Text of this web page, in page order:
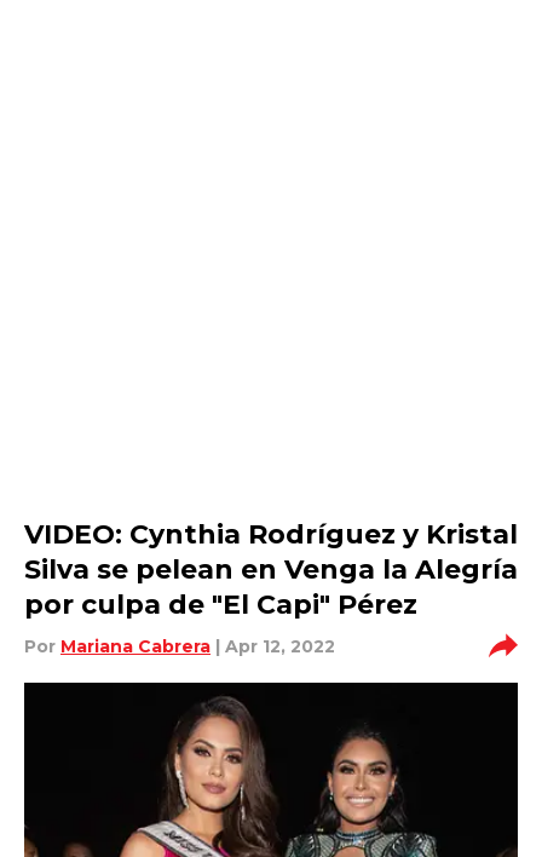
VIDEO: Cynthia Rodríguez y Kristal
Silva se pelean en Venga la Alegría
por culpa de "El Capi" Pérez
Por Mariana Cabrera | Apr 12, 2022